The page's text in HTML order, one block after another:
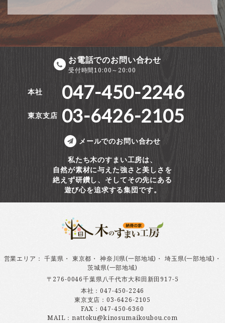
お電話でのお問い合わせ
受付時間10:00～20:00
本社 047-450-2246
東京支店 03-6426-2105
メールでのお問い合わせ
私たち木のすまい工房は、
自然が素材に与えた強さと美しさを
絶えず研鑽し、そしてその先にある
遊び心を追求する集団です。
営業エリア ：千葉県 ・ 東京都 ・ 神奈川県(一部地域) ・ 埼玉県(一部地域) ・
茨城県(一部地域)
〒276-0046千葉県八千代市大和田新田917-5
本社：047-450-2246
東京支店：03-6426-2105
FAX：047-450-6360
MAIL：nattoku@kinosumaikoubou.com